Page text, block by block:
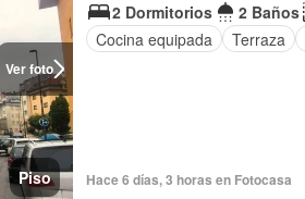
Ver foto
Piso
2 Dormitorios
2 Baños
Cocina equipada
Terraza
Hace 6 días, 3 horas en Fotocasa